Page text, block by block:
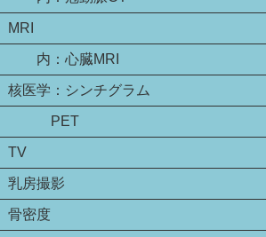
：心臓MRI
医学：シンチグラム
房撮影
密度